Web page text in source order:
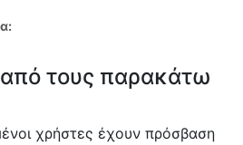
από τους παρακάτω
χρήστες έχουν πρόσβαση